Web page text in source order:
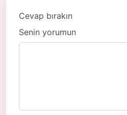
Cevap bırakın
Senin yorumun